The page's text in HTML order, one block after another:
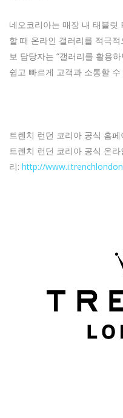
네오코리아는 매장 내 태블릿
할 때 온라인 갤러리를 적극
보 담당자는 “갤러리를 활용
쉽고 빠르게 고객과 소통할
트렌치 런던 코리아 공식 홈페
트렌치 런던 코리아 공식 온라
리: http://